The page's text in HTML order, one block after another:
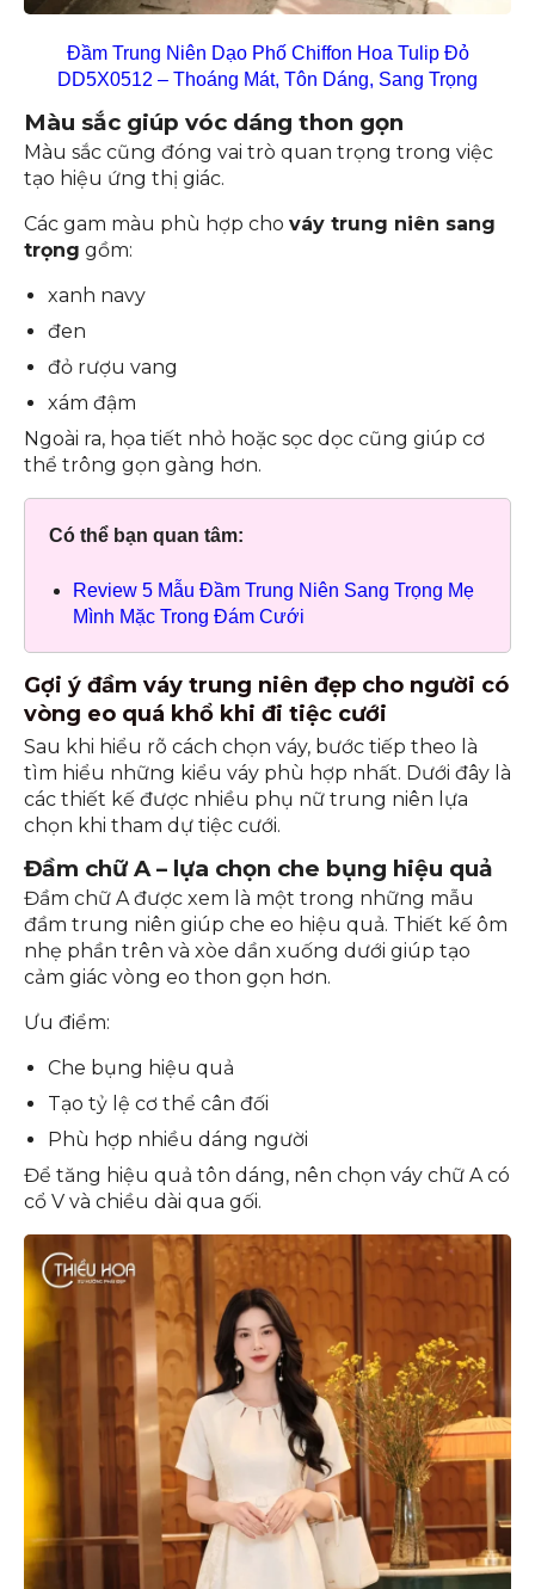
Đầm Trung Niên Dạo Phố Chiffon Hoa Tulip Đỏ
DD5X0512 – Thoáng Mát, Tôn Dáng, Sang Trọng
Màu sắc giúp vóc dáng thon gọn
Màu sắc cũng đóng vai trò quan trọng trong việc
tạo hiệu ứng thị giác.
Các gam màu phù hợp cho váy trung niên sang
trọng gồm:
xanh navy
đen
đỏ rượu vang
xám đậm
Ngoài ra, họa tiết nhỏ hoặc sọc dọc cũng giúp cơ
thể trông gọn gàng hơn.
Có thể bạn quan tâm:
Review 5 Mẫu Đầm Trung Niên Sang Trọng Mẹ
Mình Mặc Trong Đám Cưới
Gợi ý đầm váy trung niên đẹp cho người có
vòng eo quá khổ khi đi tiệc cưới
Sau khi hiểu rõ cách chọn váy, bước tiếp theo là
tìm hiểu những kiểu váy phù hợp nhất. Dưới đây là
các thiết kế được nhiều phụ nữ trung niên lựa
chọn khi tham dự tiệc cưới.
Đầm chữ A – lựa chọn che bụng hiệu quả
Đầm chữ A được xem là một trong những mẫu
đầm trung niên giúp che eo hiệu quả. Thiết kế ôm
nhẹ phần trên và xòe dần xuống dưới giúp tạo
cảm giác vòng eo thon gọn hơn.
Ưu điểm:
Che bụng hiệu quả
Tạo tỷ lệ cơ thể cân đối
Phù hợp nhiều dáng người
Để tăng hiệu quả tôn dáng, nên chọn váy chữ A có
cổ V và chiều dài qua gối.